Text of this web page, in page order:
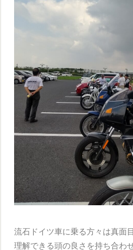
流石ドイツ車に乗る方々は真面
理解できる頭の良さを持ち合わ